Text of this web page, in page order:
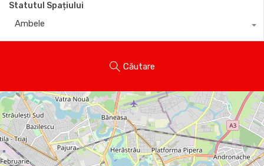
Statutul Spațiului
Ambele
Căutare